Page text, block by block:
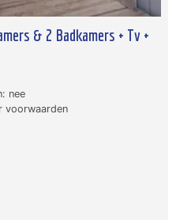
& 2 Badkamers + Tv +
nee
voorwaarden